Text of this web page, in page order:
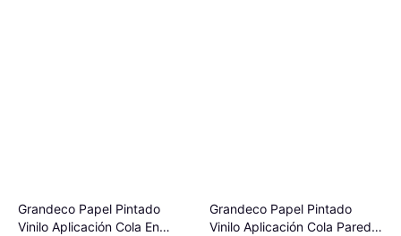
Grandeco Papel Pintado
Vinilo Aplicación Cola En
Grandeco Papel Pintado
Vinilo Aplicación Cola Pared